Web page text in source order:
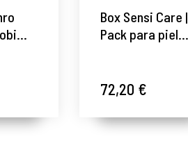
Box Sensi Care |
Pack para piel
50ml + Sensi
Gernétic ®
72,20 €